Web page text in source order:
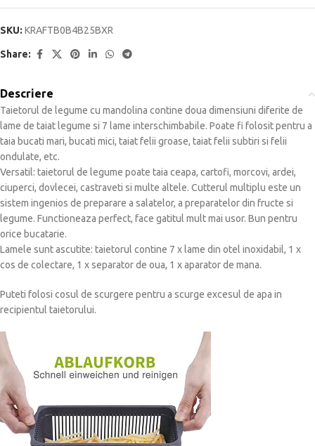
SKU: KRAFTB0B4B25BXR
Share:
Descriere
Taietorul de legume cu mandolina contine doua dimensiuni diferite de
lame de taiat legume si 7 lame interschimbabile. Poate fi folosit pentru a
taia bucati mari, bucati mici, taiat felii groase, taiat felii subtiri si felii
ondulate, etc.
Versatil: taietorul de legume poate taia ceapa, cartofi, morcovi, ardei,
ciuperci, dovlecei, castraveti si multe altele. Cutterul multiplu este un
sistem ingenios de preparare a salatelor, a preparatelor din fructe si
legume. Functioneaza perfect, face gatitul mult mai usor. Bun pentru
orice bucatarie.
Lamele sunt ascutite: taietorul contine 7 x lame din otel inoxidabil, 1 x
cos de colectare, 1 x separator de oua, 1 x aparator de mana.
Puteti folosi cosul de scurgere pentru a scurge excesul de apa in
recipientul taietorului.